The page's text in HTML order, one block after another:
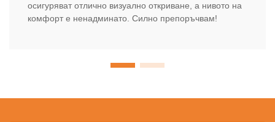
осигуряват отлично визуално откриване, а нивото на
комфорт е ненадминато. Силно препоръчвам!